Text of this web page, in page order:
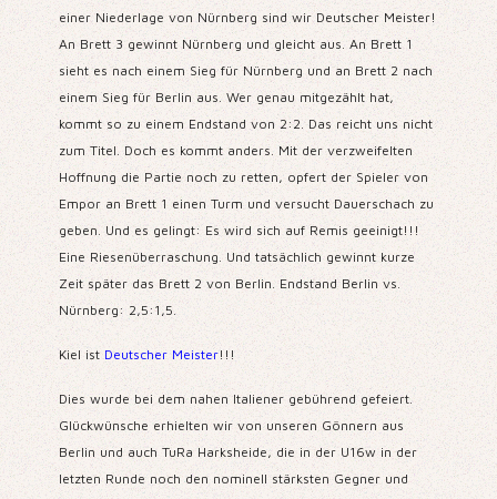
einer Niederlage von Nürnberg sind wir Deutscher Meister!
An Brett 3 gewinnt Nürnberg und gleicht aus. An Brett 1
sieht es nach einem Sieg für Nürnberg und an Brett 2 nach
einem Sieg für Berlin aus. Wer genau mitgezählt hat,
kommt so zu einem Endstand von 2:2. Das reicht uns nicht
zum Titel. Doch es kommt anders. Mit der verzweifelten
Hoffnung die Partie noch zu retten, opfert der Spieler von
Empor an Brett 1 einen Turm und versucht Dauerschach zu
geben. Und es gelingt: Es wird sich auf Remis geeinigt!!!
Eine Riesenüberraschung. Und tatsächlich gewinnt kurze
Zeit später das Brett 2 von Berlin. Endstand Berlin vs.
Nürnberg: 2,5:1,5.
Kiel ist Deutscher Meister!!!
Dies wurde bei dem nahen Italiener gebührend gefeiert.
Glückwünsche erhielten wir von unseren Gönnern aus
Berlin und auch TuRa Harksheide, die in der U16w in der
letzten Runde noch den nominell stärksten Gegner und